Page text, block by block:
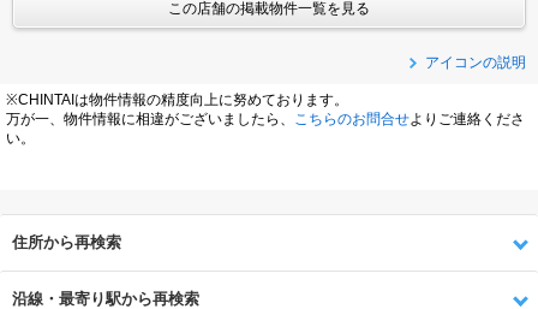
この店舗の掲載物件一覧を見る
アイコンの説明
※CHINTAIは物件情報の精度向上に努めております。
万が一、物件情報に相違がございましたら、
こちらのお問合せよりご連絡くださ
い。
住所から再検索
沿線・最寄り駅から再検索